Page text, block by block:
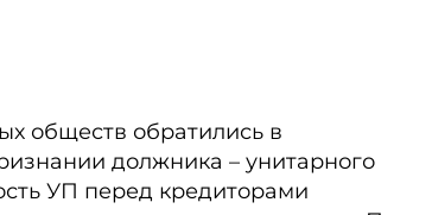
обществ обратились в
должника – унитарного
УП перед кредиторами